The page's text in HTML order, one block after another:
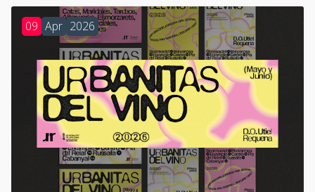
09 Apr 2026